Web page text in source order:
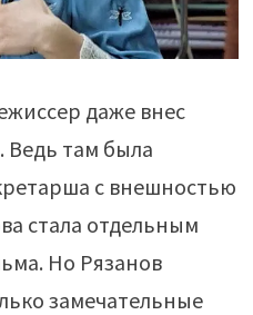
даже внес
Ведь там была
с внешностью
стала отдельным
Но Рязанов
замечательные